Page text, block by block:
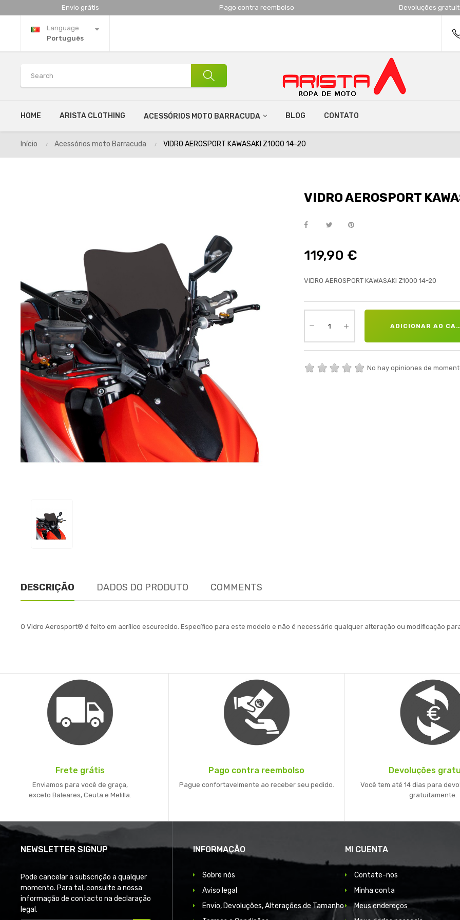
Envio grátis Pago contra reembolso Devoluções
Language
Português
HOME ARISTA CLOTHING ACESSÓRIOS MOTO BARRACUDA BLOG CONTATO
Início Acessórios moto Barracuda VIDRO AEROSPORT KAWASAKI Z1000 14-20
VIDRO AEROSPORT
119,90 €
VIDRO AEROSPORT KAWASAKI Z1000 14-20
ADICIONAR AO
No hay opiniones de
DESCRIÇÃO DADOS DO PRODUTO COMMENTS
O Vidro Aerosport® é feito em acrílico escurecido. Específico para este modelo e não é necessário qualquer alteração ou modificação
Frete grátis
Enviamos para você de graça,
exceto Baleares, Ceuta e Melilla.
Pago contra reembolso
Pague confortavelmente ao receber seu pedido.
Devoluções
Você tem até 14 dias para
gratuitamente.
NEWSLETTER SIGNUP
Pode cancelar a subscrição a qualquer
momento. Para tal, consulte a nossa
informação de contacto na declaração
legal.
INFORMAÇÃO
Sobre nós
Aviso legal
Envio, Devoluções, Alterações de Tamanho
MI CUENTA
Contate-nos
Minha conta
Meus endereços